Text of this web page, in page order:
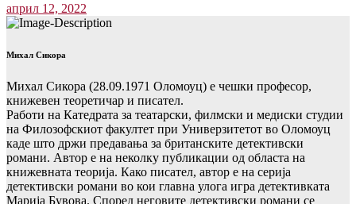
април 12, 2022
Михал Сикора
Михал Сикора (28.09.1971 Оломоуц) е чешки професор,
книжевен теоретичар и писател.
Работи на Катедрата за театарски, филмски и медиски студии
на Филозофскиот факултет при Универзитетот во Оломоуц
каде што држи предавања за британските детективски
романи. Автор е на неколку публикации од областа на
книжевната теорија. Како писател, автор е на серија
детективски романи во кои главна улога игра детективката
Марија Бувова. Според неговите детективски романи се